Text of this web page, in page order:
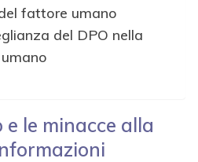
fattore umano
del DPO nella
le minacce alla